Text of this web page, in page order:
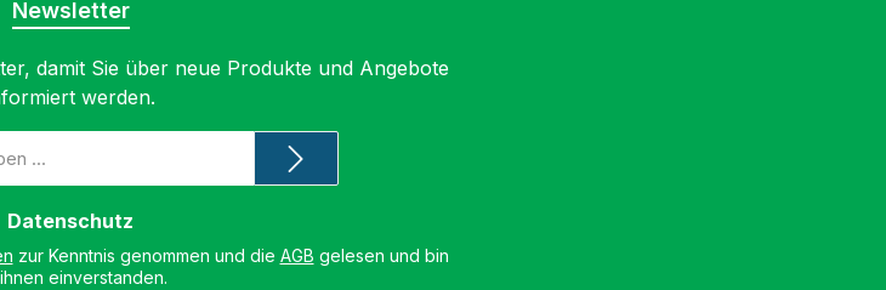
Newsletter
damit Sie über neue Produkte und Angebote
werden.
Datenschutz
zur Kenntnis genommen und die AGB gelesen und bin
einverstanden.